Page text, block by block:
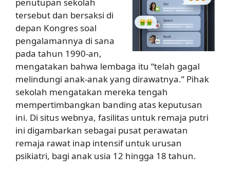
penutupan sekolah
tersebut dan bersaksi di
depan Kongres soal
pengalamannya di sana
pada tahun 1990-an,
mengatakan bahwa lembaga itu “telah gagal
melindungi anak-anak yang dirawatnya.” Pihak
sekolah mengatakan mereka tengah
mempertimbangkan banding atas keputusan
ini. Di situs webnya, fasilitas untuk remaja putri
ini digambarkan sebagai pusat perawatan
remaja rawat inap intensif untuk urusan
psikiatri, bagi anak usia 12 hingga 18 tahun.